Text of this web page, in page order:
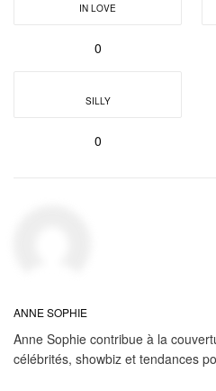
IN LOVE
0
SILLY
0
ANNE SOPHIE
Anne Sophie contribue à la
célébrités, showbiz et tendances